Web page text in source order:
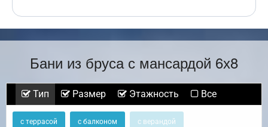
Бани из бруса с мансардой 6х8
Тип Размер Этажность Все
с террасой с балконом с верандой